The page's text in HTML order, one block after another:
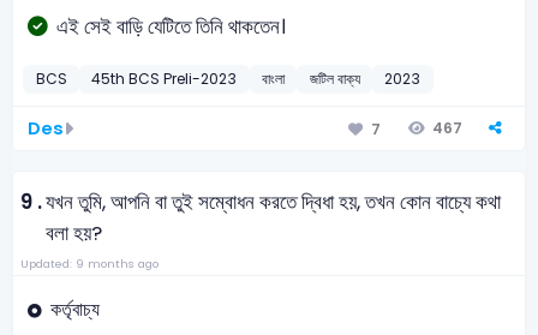
এই সেই বাড়ি যেটিতে তিনি থাকতেন।
BCS 45th BCS Preli-2023 বাংলা জটিল বাক্য 2023
Des 7 467
9 .যখন তুমি, আপনি বা তুই সম্বোধন করতে দ্বিধা হয়, তখন কোন বাচ্যে কথা
বলা হয়?
Updated: 9 months ago
কর্তৃবাচ্য